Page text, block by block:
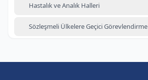
Hastalık ve Analık Halleri
Sözleşmeli Ülkelere Geçici Görevlendirme